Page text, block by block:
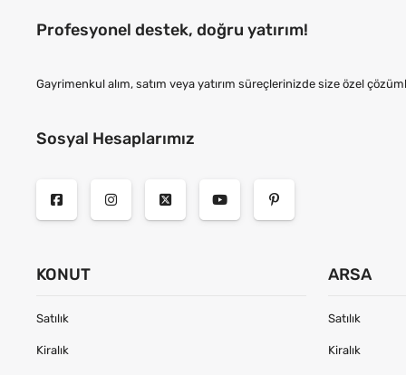
Profesyonel destek, doğru yatırım!
Gayrimenkul alım, satım veya yatırım süreçlerinizde size özel
Sosyal Hesaplarımız
KONUT
Satılık
Kiralık
ARSA
Satılık
Kiralık